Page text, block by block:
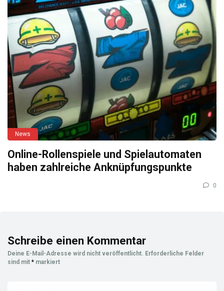
News
Online-Rollenspiele und Spielautomaten
haben zahlreiche Anknüpfungspunkte
0
Schreibe einen Kommentar
Deine E-Mail-Adresse wird nicht veröffentlicht. Erforderliche Felder
sind mit * markiert